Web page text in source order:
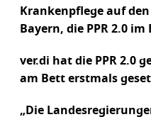
Krankenpflege auf
Bayern, die PPR 2.0
ver.di hat die PPR 2.0
am Bett erstmals
„Die